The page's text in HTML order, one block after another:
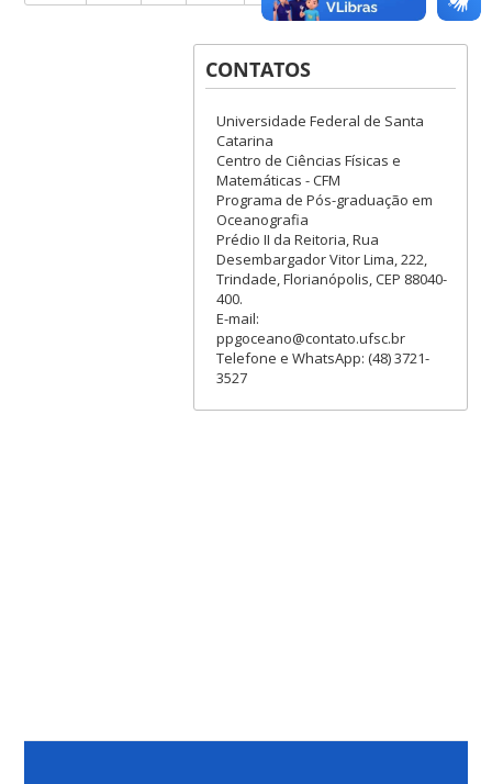
CONTATOS
Universidade Federal de Santa
Catarina
Centro de Ciências Físicas e
Matemáticas - CFM
Programa de Pós-graduação em
Oceanografia
Prédio II da Reitoria, Rua
Desembargador Vitor Lima, 222,
Trindade, Florianópolis, CEP 88040-
400.
E-mail:
ppgoceano@contato.ufsc.br
Telefone e WhatsApp: (48) 3721-
3527